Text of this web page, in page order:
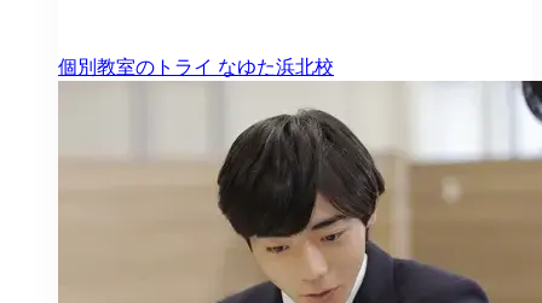
個別教室のトライ なゆた浜北校